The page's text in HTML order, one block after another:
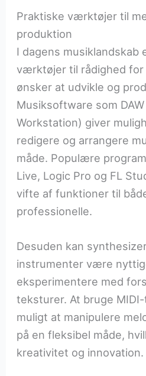
Praktiske værktøjer til
produktion
I dagens musiklandskab
værktøjer til rådighed for
ønsker at udvikle og
Musiksoftware som
Workstation) giver
redigere og arrangere
måde. Populære
Live, Logic Pro og FL
vifte af funktioner til
professionelle.
Desuden kan
instrumenter være
eksperimentere med
teksturer. At bruge
muligt at manipulere
på en fleksibel måde,
kreativitet og innovation.